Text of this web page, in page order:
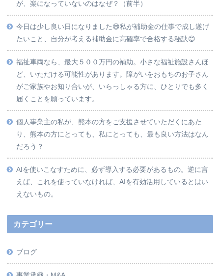
が、楽になっていないのはなぜ？（前半）
今日は少し良い日になりました😄私が補助金の仕事で成し遂げ
たいこと、自分が考える補助金に高確率で合格する秘訣😊
福祉車両なら、最大５００万円の補助。小さな福祉施設さんほ
ど、いただける可能性があります。障がいをおもちのお子さん
がご家族やお知り合いが、いらっしゃる方に、ひとりでも多く
届くことを願っています。
個人事業主の私が、熊本の方をご支援させていただくにあた
り、熊本の方にとっても、私にとっても、最も良い方法はなん
だろう？
AIを使いこなすために、必ず導入する必要があるもの。逆に言
えば、これを使っていなければ、AIを有効活用しているとはい
えないもの。
カテゴリー
ブログ